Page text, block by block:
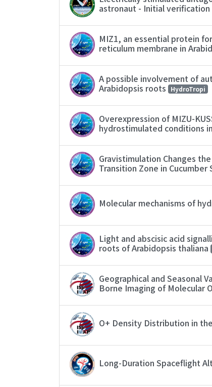
astronaut - Initial
MIZ1, an essential protein
reticulum membrane in
A possible involvement of
Arabidopsis roots HydroTropi
Overexpression of MIZU-
hydrostimulated conditions
Gravistimulation Changes
Transition Zone in Cucumber
Molecular mechanisms of
Light and abscisic acid
roots of Arabidopsis thaliana
Geographical and Seasonal
Borne Imaging of Molecular
O+ Density Distribution in
Long-Duration Spaceflight